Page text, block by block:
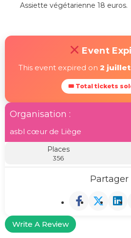
Assiette végétarienne 18 euros.
Event
This event expired on 2 juillet
🎟 Total tickets
Organisation :
asbl cœur de Liège
Places
356
Partager
Write A Review